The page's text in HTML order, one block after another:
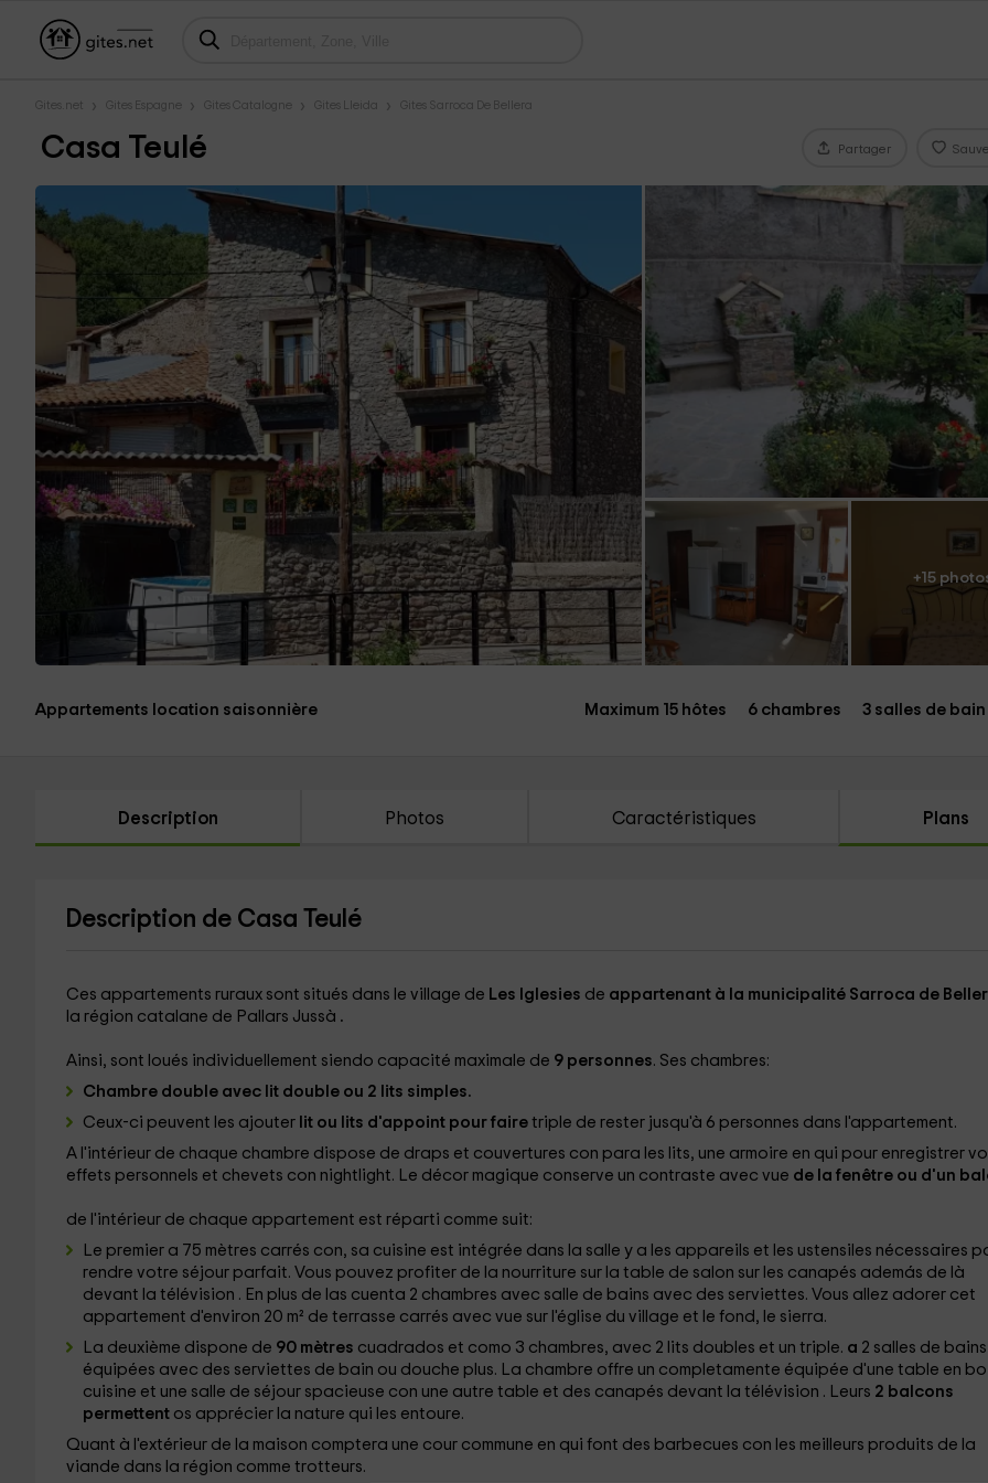
Gites.net Gites Espagne Gites Catalogne Gites Lleida Gites Sarroca De Bellera
Casa Teulé Partager
+15
Appartements location saisonnière Maximum 15 hôtes 6 chambres 3 salles de bain
Description Photos Caractéristiques Plans
Description de Casa Teulé
Ces appartements ruraux sont situés dans le village de Les Iglesies de appartenant à la municipalité Sarroca de
la région catalane de Pallars Jussà .
Ainsi, sont loués individuellement siendo capacité maximale de 9 personnes. Ses chambres:
Chambre double avec lit double ou 2 lits simples.
Ceux-ci peuvent les ajouter lit ou lits d'appoint pour faire triple de rester jusqu'à 6 personnes dans l'appartement.
A l'intérieur de chaque chambre dispose de draps et couvertures con para les lits, une armoire en qui pour enregistrer
effets personnels et chevets con nightlight. Le décor magique conserve un contraste avec vue de la fenêtre ou d'un
de l'intérieur de chaque appartement est réparti comme suit:
Le premier a 75 mètres carrés con, sa cuisine est intégrée dans la salle y a les appareils et les ustensiles nécessaires
rendre votre séjour parfait. Vous pouvez profiter de la nourriture sur la table de salon sur les canapés además de là
devant la télévision . En plus de las cuenta 2 chambres avec salle de bains avec des serviettes. Vous allez adorer cet
appartement d'environ 20 m² de terrasse carrés avec vue sur l'église du village et le fond, le sierra.
La deuxième dispone de 90 mètres cuadrados et como 3 chambres, avec 2 lits doubles et un triple. a 2 salles de
équipées avec des serviettes de bain ou douche plus. La chambre offre un completamente équipée d'une table en
cuisine et une salle de séjour spacieuse con une autre table et des canapés devant la télévision . Leurs 2 balcons
permettent os apprécier la nature qui les entoure.
Quant à l'extérieur de la maison comptera une cour commune en qui font des barbecues con les meilleurs produits de la
viande dans la région comme trotteurs.